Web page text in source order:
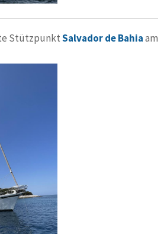
StützpunktSalvador de Bahiaam